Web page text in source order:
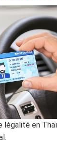
légalité en